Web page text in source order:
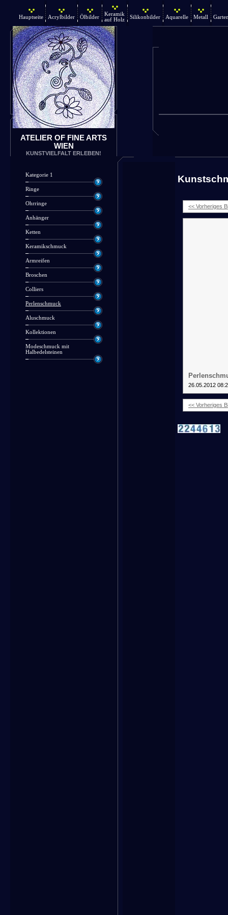
Hauptseite Acrylbilder Ölbilder
Keramik
auf Holz
Silikonbilder Aquarelle Metall
ATELIER OF FINE ARTS
WIEN
KUNSTVIELFALT ERLEBEN!
Kategorie 1
Ringe
Ohrringe
Anhänger
Ketten
Keramikschmuck
Armreifen
Broschen
Colliers
Perlenschmuck
Aluschmuck
Kollektionen
Modeschmuck mit
Halbedelsteinen
<< Vorheriges
26.05.2012
<< Vorheriges